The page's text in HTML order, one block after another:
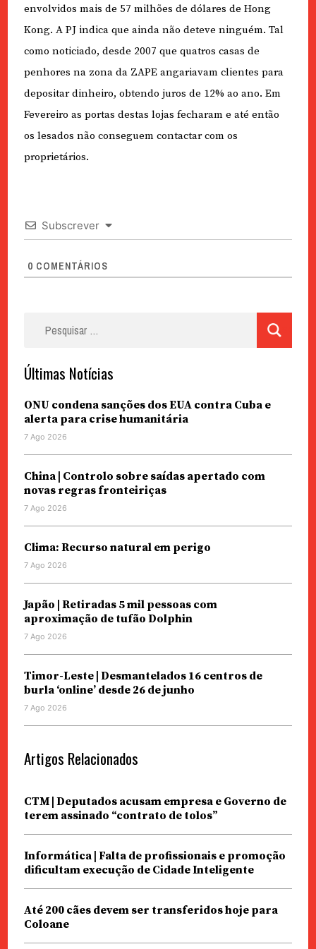
envolvidos mais de 57 milhões de dólares de Hong
Kong. A PJ indica que ainda não deteve ninguém. Tal
como noticiado, desde 2007 que quatros casas de
penhores na zona da ZAPE angariavam clientes para
depositar dinheiro, obtendo juros de 12% ao ano. Em
Fevereiro as portas destas lojas fecharam e até então
os lesados não conseguem contactar com os
proprietários.
Subscrever
0 COMENTÁRIOS
Últimas Notícias
ONU condena sanções dos EUA contra Cuba e
alerta para crise humanitária
7 Ago 2026
China | Controlo sobre saídas apertado com
novas regras fronteiriças
7 Ago 2026
Clima: Recurso natural em perigo
7 Ago 2026
Japão | Retiradas 5 mil pessoas com
aproximação de tufão Dolphin
7 Ago 2026
Timor-Leste | Desmantelados 16 centros de
burla ‘online’ desde 26 de junho
7 Ago 2026
Artigos Relacionados
CTM | Deputados acusam empresa e Governo de
terem assinado “contrato de tolos”
Informática | Falta de profissionais e promoção
dificultam execução de Cidade Inteligente
Até 200 cães devem ser transferidos hoje para
Coloane